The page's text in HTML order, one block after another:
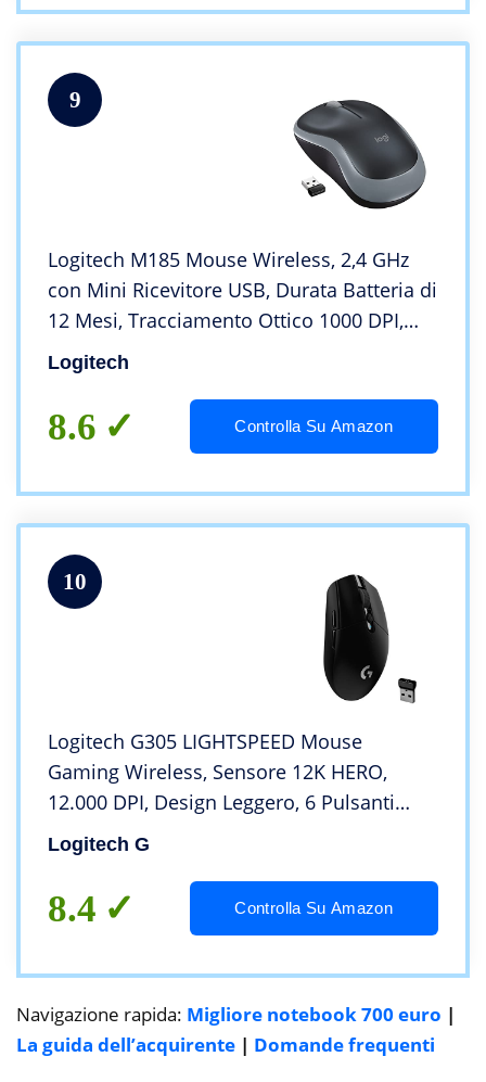
9
Logitech M185 Mouse Wireless, 2,4 GHz
con Mini Ricevitore USB, Durata Batteria di
12 Mesi, Tracciamento Ottico 1000 DPI,
Ambidestro, Compatibile con PC, Mac,
Laptop – Grigio
Logitech
8.6 Controlla Su Amazon
10
Logitech G305 LIGHTSPEED Mouse
Gaming Wireless, Sensore 12K HERO,
12.000 DPI, Design Leggero, 6 Pulsanti
Programmabili, Batteria 250 Ore, Memoria
Integrata, PC/Laptop – Nero
Logitech G
8.4 Controlla Su Amazon
Navigazione rapida: Migliore notebook 700 euro |
La guida dell’acquirente | Domande frequenti